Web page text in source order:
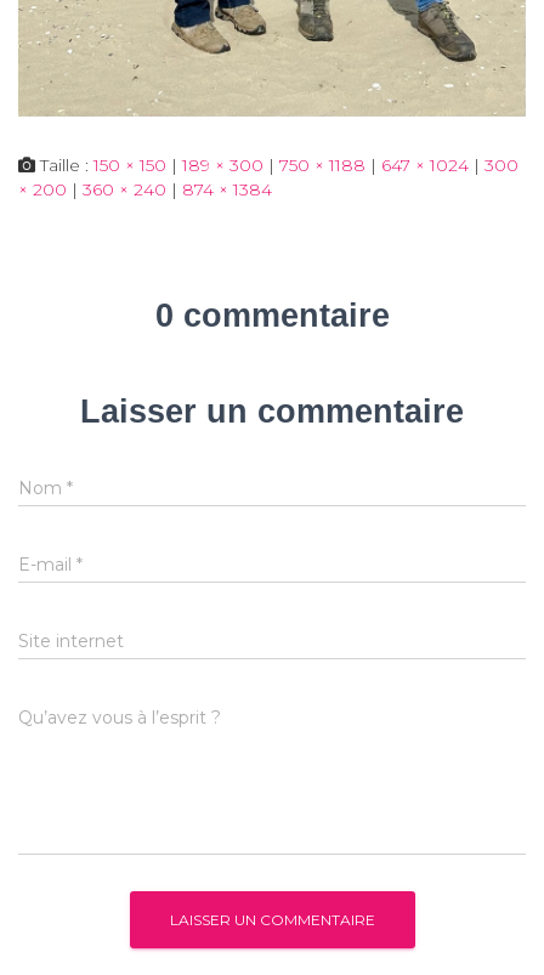
Taille :150 × 150 | 189 × 300 | 750 × 1188 | 647 × 1024 | 300
× 200 | 360 × 240 | 874 × 1384
0 commentaire
Laisser un commentaire
Nom *
E-mail *
Site internet
Qu’avez vous à l’esprit ?